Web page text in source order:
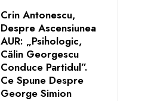
Crin Antonescu,
Despre Ascensiunea
AUR: „Psihologic,
Călin Georgescu
Conduce Partidul”.
Ce Spune Despre
George Simion